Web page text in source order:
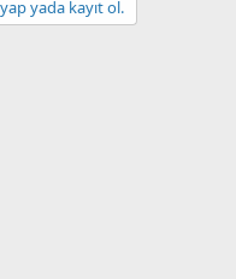
yada kayıt ol.